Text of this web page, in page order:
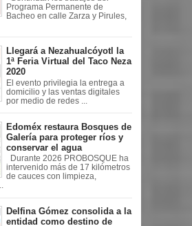
Programa Permanente de
Bacheo en calle Zarza y Pirules,
Llegará a Nezahualcóyotl la
1ª Feria Virtual del Taco Neza
2020
El evento privilegia la entrega a
domicilio y las ventas digitales
por medio de redes ...
Edoméx restaura Bosques de
Galería para proteger ríos y
conservar el agua
Durante 2026 PROBOSQUE ha
intervenido más de 17 kilómetros
de cauces con limpieza,
Delfina Gómez consolida a la
entidad como destino de